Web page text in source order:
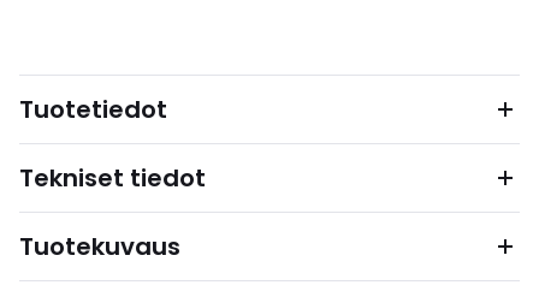
Tuotetiedot
Tekniset tiedot
Tuotekuvaus